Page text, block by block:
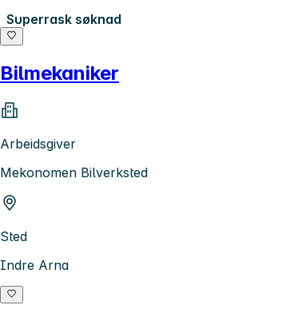
Superrask søknad
Bilmekaniker
Arbeidsgiver
Mekonomen Bilverksted
Sted
Indre Arna